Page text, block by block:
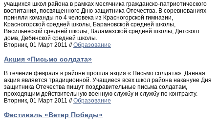
учащихся школ района в рамках месячника гражданско-патриотического
воспитания, посвященного Дню защитника Отечества. В соревнованиях
приняли команды по 4 человека из Красногорской гимназии,
Красногорской средней школы, Барановской средней школы,
Васильевской средней школы, Валамазской средней школы, Детского
дома, Дебинской средней школы.
Вторник, 01 Март 2011 //Образование
Акция «Письмо солдата»
В течение февраля в районе прошла акция « Письмо солдата». Данная
акция является традиционной. Учащиеся всех школ района накануне Дня
защитника Отечества пишут поздравительные письма солдатам,
проходящим действительную военную службу и службу по контракту.
Вторник, 01 Март 2011 //Образование
Фестиваль «Ветер Победы»